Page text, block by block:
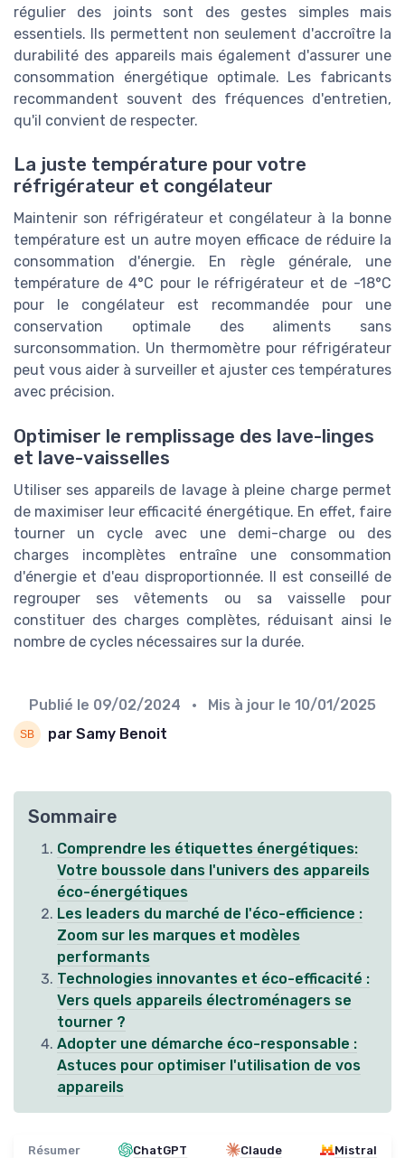
régulier des joints sont des gestes simples mais
essentiels. Ils permettent non seulement d'accroître la
durabilité des appareils mais également d'assurer une
consommation énergétique optimale. Les fabricants
recommandent souvent des fréquences d'entretien,
qu'il convient de respecter.
La juste température pour votre
réfrigérateur et congélateur
Maintenir son réfrigérateur et congélateur à la bonne
température est un autre moyen efficace de réduire la
consommation d'énergie. En règle générale, une
température de 4°C pour le réfrigérateur et de -18°C
pour le congélateur est recommandée pour une
conservation optimale des aliments sans
surconsommation. Un thermomètre pour réfrigérateur
peut vous aider à surveiller et ajuster ces températures
avec précision.
Optimiser le remplissage des lave-linges
et lave-vaisselles
Utiliser ses appareils de lavage à pleine charge permet
de maximiser leur efficacité énergétique. En effet, faire
tourner un cycle avec une demi-charge ou des
charges incomplètes entraîne une consommation
d'énergie et d'eau disproportionnée. Il est conseillé de
regrouper ses vêtements ou sa vaisselle pour
constituer des charges complètes, réduisant ainsi le
nombre de cycles nécessaires sur la durée.
Publié le 09/02/2024 • Mis à jour le 10/01/2025
par Samy Benoit
Sommaire
Comprendre les étiquettes énergétiques:
Votre boussole dans l'univers des appareils
éco-énergétiques
Les leaders du marché de l'éco-efficience :
Zoom sur les marques et modèles
performants
Technologies innovantes et éco-efficacité :
Vers quels appareils électroménagers se
tourner ?
Adopter une démarche éco-responsable :
Astuces pour optimiser l'utilisation de vos
appareils
Résumer ChatGPT Claude Mistral